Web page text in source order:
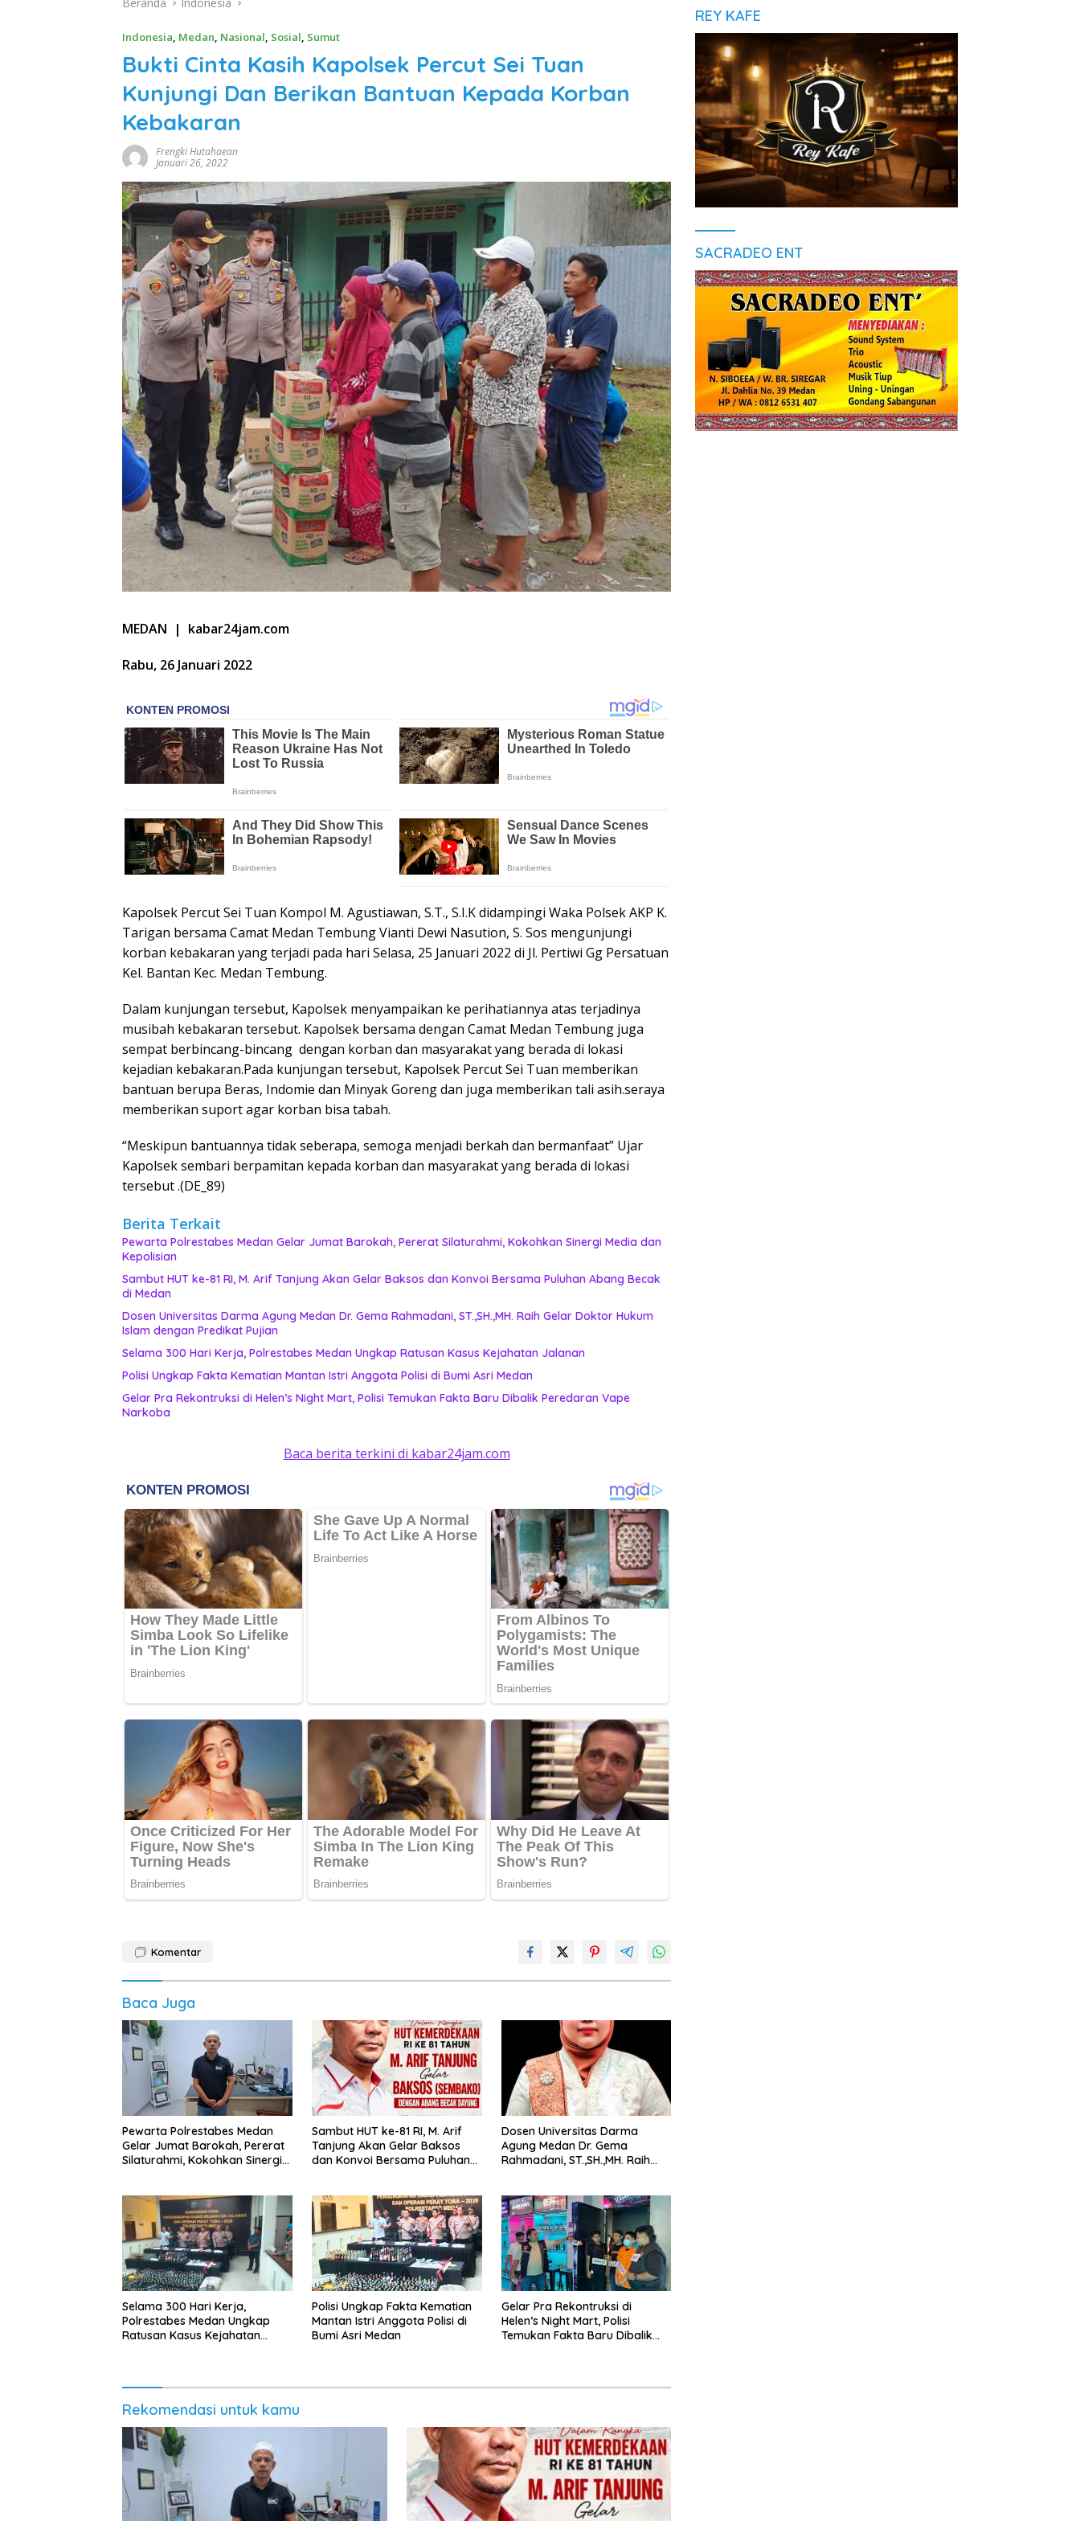
Indonesia, Medan, Nasional, Sosial, Sumut
Bukti Cinta Kasih Kapolsek Percut Sei Tuan
Kunjungi Dan Berikan Bantuan Kepada Korban
Kebakaran
Frengki Hutahaean
Januari 26, 2022
MEDAN | kabar24jam.com
Rabu, 26 Januari 2022
Kapolsek Percut Sei Tuan Kompol M. Agustiawan, S.T., S.I.K didampingi Waka Polsek AKP K.
Tarigan bersama Camat Medan Tembung Vianti Dewi Nasution, S. Sos mengunjungi
korban kebakaran yang terjadi pada hari Selasa, 25 Januari 2022 di Jl. Pertiwi Gg Persatuan
Kel. Bantan Kec. Medan Tembung.
Dalam kunjungan tersebut, Kapolsek menyampaikan ke perihatiannya atas terjadinya
musibah kebakaran tersebut. Kapolsek bersama dengan Camat Medan Tembung juga
sempat berbincang-bincang dengan korban dan masyarakat yang berada di lokasi
kejadian kebakaran.Pada kunjungan tersebut, Kapolsek Percut Sei Tuan memberikan
bantuan berupa Beras, Indomie dan Minyak Goreng dan juga memberikan tali asih.seraya
memberikan suport agar korban bisa tabah.
“Meskipun bantuannya tidak seberapa, semoga menjadi berkah dan bermanfaat” Ujar
Kapolsek sembari berpamitan kepada korban dan masyarakat yang berada di lokasi
tersebut .(DE_89)
Berita Terkait
Pewarta Polrestabes Medan Gelar Jumat Barokah, Pererat Silaturahmi, Kokohkan Sinergi Media dan
Kepolisian
‎Sambut HUT ke-81 RI, M. Arif Tanjung Akan Gelar Baksos dan Konvoi Bersama Puluhan Abang Becak
di Medan
Dosen Universitas Darma Agung Medan Dr. Gema Rahmadani, ST.,SH.,MH. Raih Gelar Doktor Hukum
Islam dengan Predikat Pujian
Selama 300 Hari Kerja, Polrestabes Medan Ungkap Ratusan Kasus Kejahatan Jalanan
Polisi Ungkap Fakta Kematian Mantan Istri Anggota Polisi di Bumi Asri Medan
Gelar Pra Rekontruksi di Helen’s Night Mart, Polisi Temukan Fakta Baru Dibalik Peredaran Vape
Narkoba
Baca berita terkini di kabar24jam.com
Komentar
Baca Juga
Pewarta Polrestabes Medan
Gelar Jumat Barokah, Pererat
Silaturahmi, Kokohkan Sinergi
‎Sambut HUT ke-81 RI, M. Arif
Tanjung Akan Gelar Baksos
dan Konvoi Bersama Puluhan
Dosen Universitas Darma
Agung Medan Dr. Gema
Rahmadani, ST.,SH.,MH. Raih
Selama 300 Hari Kerja,
Polrestabes Medan Ungkap
Ratusan Kasus Kejahatan
Polisi Ungkap Fakta Kematian
Mantan Istri Anggota Polisi di
Bumi Asri Medan
Gelar Pra Rekontruksi di
Helen’s Night Mart, Polisi
Temukan Fakta Baru Dibalik
Rekomendasi untuk kamu
REY KAFE
SACRADEO ENT